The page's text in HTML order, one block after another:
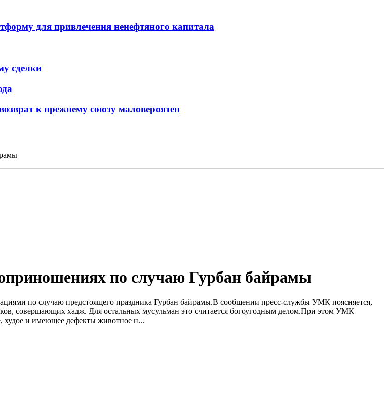
для привлечения ненефтяного капитала
сделки
к прежнему союзу маловероятен
по случаю Гурбан байрамы
по случаю предстоящего праздника Гурбан байрамы.B сообщении пресс-службы УМК поясняется,
совершающих хадж. Для остальных мусульман это считается богоугодным делом.При этом УМК
худое и имеющее дефекты животное н...